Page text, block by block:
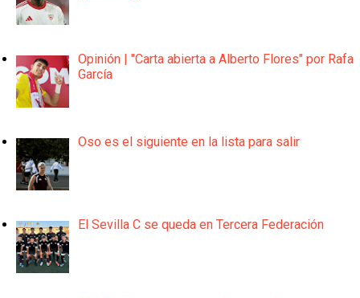
Opinión | "Carta abierta a Alberto Flores" por Rafa
García
Oso es el siguiente en la lista para salir
El Sevilla C se queda en Tercera Federación